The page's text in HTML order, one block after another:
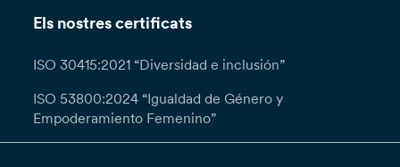
Els nostres certificats
ISO 30415:2021 “Diversidad e inclusión”
ISO 53800:2024 “Igualdad de Género y
Empoderamiento Femenino”